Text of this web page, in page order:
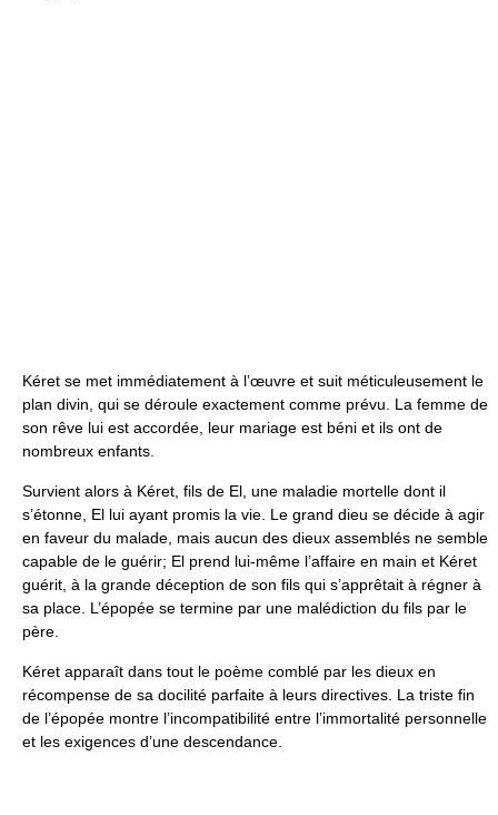
Kéret se met immédiatement à l’œuvre et suit méticuleusement le
plan divin, qui se déroule exactement comme prévu. La femme de
son rêve lui est accordée, leur mariage est béni et ils ont de
nombreux enfants.
Survient alors à Kéret, fils de El, une maladie mortelle dont il
s’étonne, El lui ayant promis la vie. Le grand dieu se décide à agir
en faveur du malade, mais aucun des dieux assemblés ne semble
capable de le guérir; El prend lui-même l’affaire en main et Kéret
guérit, à la grande déception de son fils qui s’apprêtait à régner à
sa place. L’épopée se termine par une malédiction du fils par le
père.
Kéret apparaît dans tout le poème comblé par les dieux en
récompense de sa docilité parfaite à leurs directives. La triste fin
de l’épopée montre l’incompatibilité entre l’immortalité personnelle
et les exigences d’une descendance.